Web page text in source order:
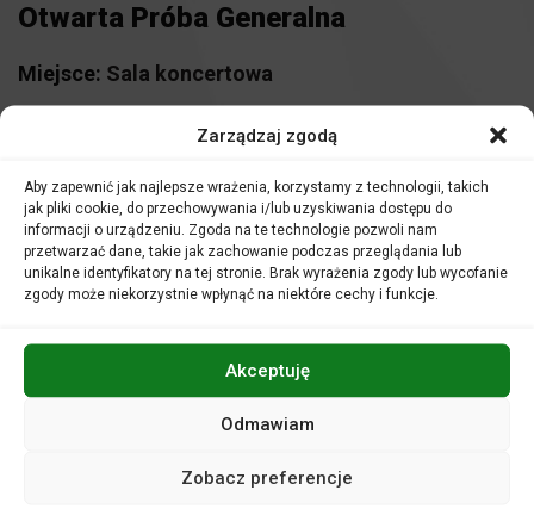
Zarządzaj zgodą
Aby zapewnić jak najlepsze wrażenia, korzystamy z technologii, takich
jak pliki cookie, do przechowywania i/lub uzyskiwania dostępu do
informacji o urządzeniu. Zgoda na te technologie pozwoli nam
przetwarzać dane, takie jak zachowanie podczas przeglądania lub
unikalne identyfikatory na tej stronie. Brak wyrażenia zgody lub wycofanie
zgody może niekorzystnie wpłynąć na niektóre cechy i funkcje.
Akceptuję
Odmawiam
Zobacz preferencje
Otwarta Próba Generalna
Miejsce: Sala koncertowa
Piątkowe poranki w Filharmonii Opolskiej nie są kolejnym
zwykłym dniem pracy. W tym czasie odbywa się
najważniejsza próba – próba generalna. Jest to ostatni
moment na wprowadzenie poprawek przed wieczornym
koncertem.
kreowania sztuki. Zobaczyć, a przede wszystkim usłyszeć,
w jaki sposób profesjonalni muzycy przygotowują się do
wykonania koncertu. Spotkania te dają możliwość
poznania tajników pracy orkiestry symfonicznej,
obcowania z wybitnymi artystami.